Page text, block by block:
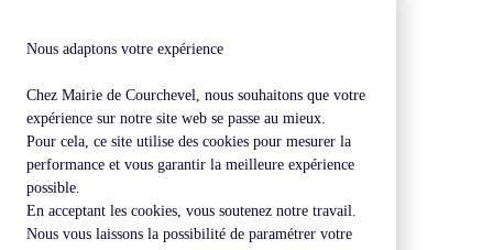
Nous adaptons votre expérience
Chez Mairie de Courchevel, nous souhaitons que votre
expérience sur notre site web se passe au mieux.
Pour cela, ce site utilise des cookies pour mesurer la
performance et vous garantir la meilleure expérience
possible.
En acceptant les cookies, vous soutenez notre travail.
Nous vous laissons la possibilité de paramétrer votre